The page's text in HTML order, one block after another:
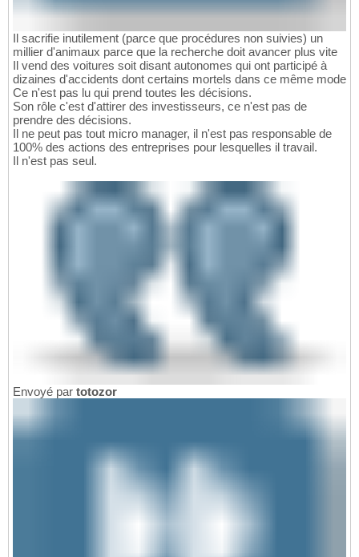
Il sacrifie inutilement (parce que procédures non suivies) un
millier d'animaux parce que la recherche doit avancer plus vite
Il vend des voitures soit disant autonomes qui ont participé à
dizaines d'accidents dont certains mortels dans ce même mode
Ce n'est pas lu qui prend toutes les décisions.
Son rôle c'est d'attirer des investisseurs, ce n'est pas de
prendre des décisions.
Il ne peut pas tout micro manager, il n'est pas responsable de
100% des actions des entreprises pour lesquelles il travail.
Il n'est pas seul.
Envoyé par totozor